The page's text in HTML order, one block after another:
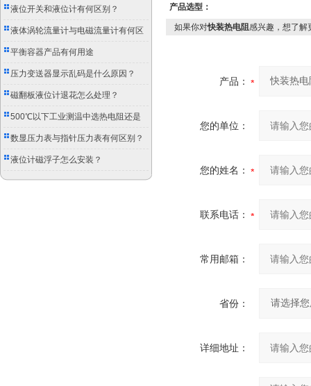
办？
液位开关和液位计有何区别？
液体涡轮流量计与电磁流量计有何区
别？
平衡容器产品有何用途
压力变送器显示乱码是什么原因？
磁翻板液位计退花怎么处理？
500℃以下工业测温中选热电阻还是
双金属温度计？
数显压力表与指针压力表有何区别？
液位计磁浮子怎么安装？
产品选型：
如果你对快装热电阻感兴趣，想了解
产品：
您的单位：
您的姓名：
联系电话：
常用邮箱：
省份：
详细地址：